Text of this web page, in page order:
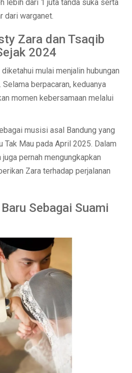
lebih dari 1 juta tanda suka serta
dari warganet.
Zara dan Tsaqib
2024
mulai menjalin hubungan
berpacaran, keduanya
momen kebersamaan melalui
musisi asal Bandung yang
Tak Mau pada April 2025. Dalam
pernah mengungkapkan
Zara terhadap perjalanan
Sebagai Suami